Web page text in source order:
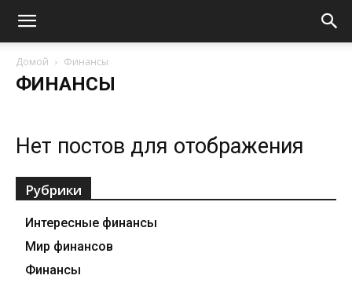
Домой Финансы
ФИНАНСЫ
Нет постов для отображения
Рубрики
Интересные финансы
Мир финансов
Финансы